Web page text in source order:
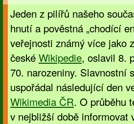
Jeden z pilířů našeho
hnutí a pověstná „chodící
veřejnosti známý více jako
české Wikipedie, oslavil 8.
70. narozeniny. Slavnostní
uspořádal následující den
Wikimedia ČR. O průběhu
v nejbližší době informovat